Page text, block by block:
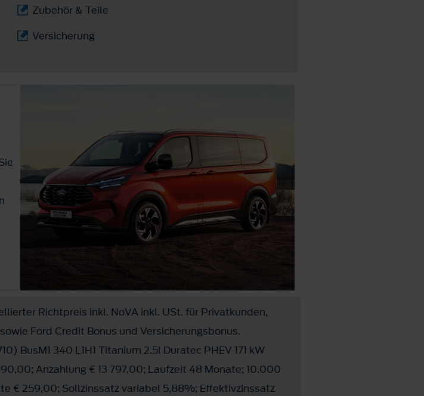
Zubehör & Teile
Versicherung
Richtpreis inkl. NoVA inkl. USt. für Privatkunden,
Ford Credit Bonus und Versicherungsbonus.
BusM1 340 L1H1 Titanium 2.5l Duratec PHEV 171 kW
Anzahlung € 13 797,00; Laufzeit 48 Monate; 10.000
€ 259,00; Sollzinssatz variabel 5,88%; Effektivzinssatz